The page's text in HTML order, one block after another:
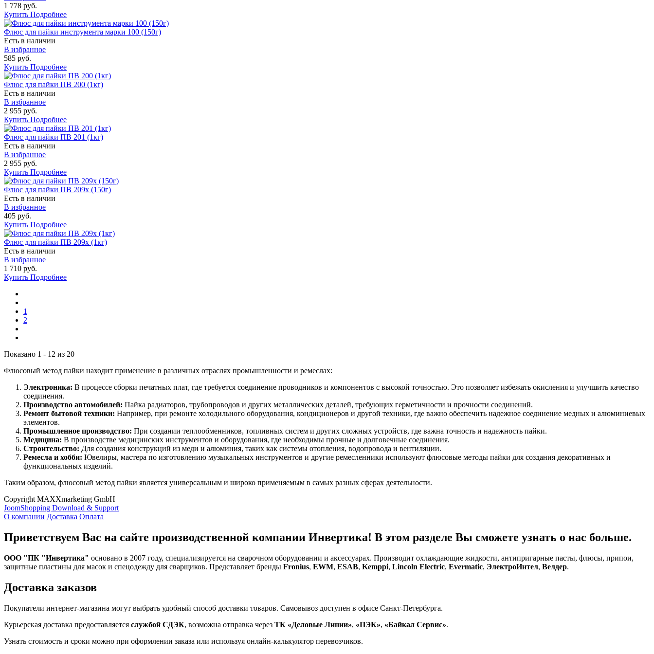
1 778 руб.
Купить Подробнее
Флюс для пайки инструмента марки 100 (150г)
Есть в наличии
В избранное
585 руб.
Купить Подробнее
Флюс для пайки ПВ 200 (1кг)
Есть в наличии
В избранное
2 955 руб.
Купить Подробнее
Флюс для пайки ПВ 201 (1кг)
Есть в наличии
В избранное
2 955 руб.
Купить Подробнее
Флюс для пайки ПВ 209х (150г)
Есть в наличии
В избранное
405 руб.
Купить Подробнее
Флюс для пайки ПВ 209х (1кг)
Есть в наличии
В избранное
1 710 руб.
Купить Подробнее
1
2
Показано 1 - 12 из 20
Флюсовый метод пайки находит применение в различных отраслях промышленности и ремеслах:
Электроника: В процессе сборки печатных плат, где требуется соединение проводников и компонентов с высокой точностью. Это позволяет избежать окисления и улучшить качество
соединения.
Производство автомобилей: Пайка радиаторов, трубопроводов и других металлических деталей, требующих герметичности и прочности соединений.
Ремонт бытовой техники: Например, при ремонте холодильного оборудования, кондиционеров и другой техники, где важно обеспечить надежное соединение медных и алюминиевых
элементов.
Промышленное производство: При создании теплообменников, топливных систем и других сложных устройств, где важна точность и надежность пайки.
Медицина: В производстве медицинских инструментов и оборудования, где необходимы прочные и долговечные соединения.
Строительство: Для создания конструкций из меди и алюминия, таких как системы отопления, водопровода и вентиляции.
Ремесла и хобби: Ювелиры, мастера по изготовлению музыкальных инструментов и другие ремесленники используют флюсовые методы пайки для создания декоративных и
функциональных изделий.
Таким образом, флюсовый метод пайки является универсальным и широко применяемым в самых разных сферах деятельности.
Copyright MAXXmarketing GmbH
JoomShopping Download & Support
О компании Доставка Оплата
Приветствуем Вас на сайте производственной компании Инвертика! В этом разделе Вы сможете узнать о нас больше.
ООО "ПК "Инвертика" основано в 2007 году, специализируется на сварочном оборудовании и аксессуарах. Производит охлаждающие жидкости, антипригарные пасты, флюсы, припои,
защитные пластины для масок и спецодежду для сварщиков. Представляет бренды Fronius, EWM, ESAB, Kemppi, Lincoln Electric, Evermatic, ЭлектроИнтел, Велдер.
Доставка заказов
Покупатели интернет-магазина могут выбрать удобный способ доставки товаров. Самовывоз доступен в офисе Санкт-Петербурга.
Курьерская доставка предоставляется службой СДЭК, возможна отправка через ТК «Деловые Линии», «ПЭК», «Байкал Сервис».
Узнать стоимость и сроки можно при оформлении заказа или используя онлайн-калькулятор перевозчиков.